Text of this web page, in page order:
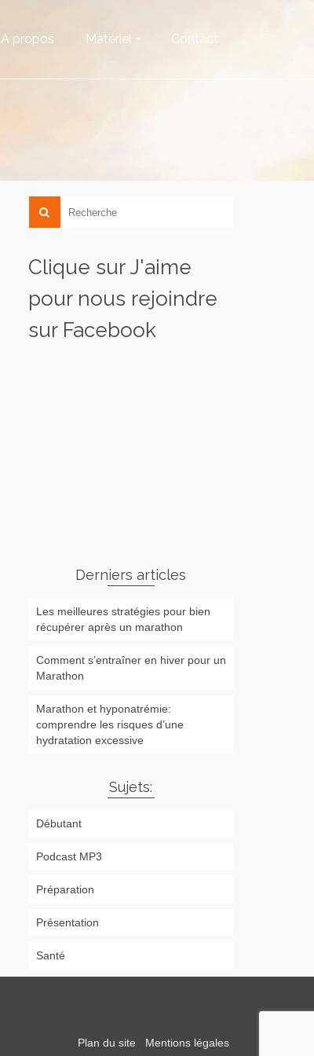
A propos Matériel Contact
Clique sur J'aime
pour nous rejoindre
sur Facebook
Derniers articles
Les meilleures stratégies pour bien
récupérer après un marathon
Comment s’entraîner en hiver pour un
Marathon
Marathon et hyponatrémie:
comprendre les risques d’une
hydratation excessive
Sujets:
Débutant
Podcast MP3
Préparation
Présentation
Santé
Plan du site Mentions légales